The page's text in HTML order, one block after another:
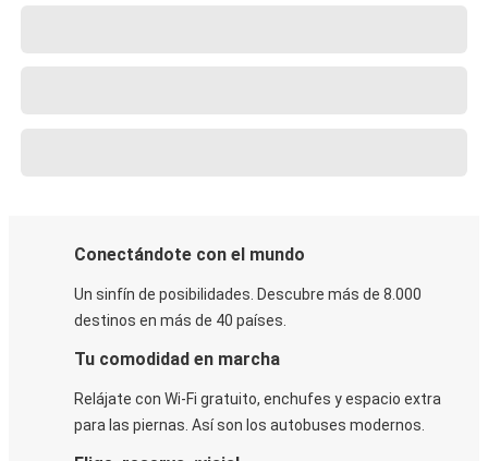
Conectándote con el mundo
Un sinfín de posibilidades. Descubre más de 8.000
destinos en más de 40 países.
Tu comodidad en marcha
Relájate con Wi-Fi gratuito, enchufes y espacio extra
para las piernas. Así son los autobuses modernos.